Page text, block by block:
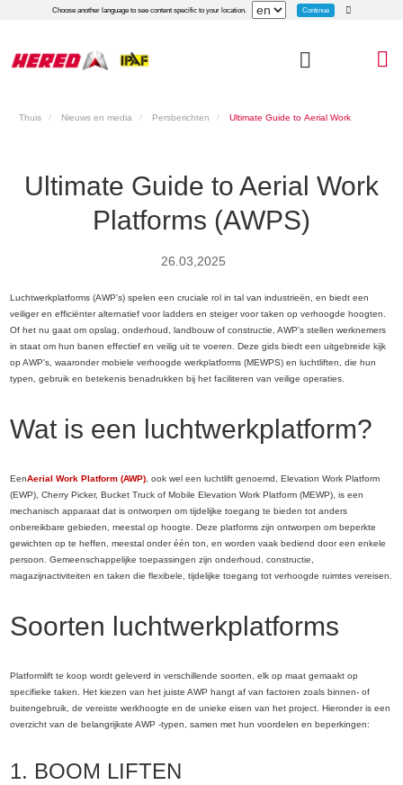
Choose another language to see content specific to your location. Continue
Thuis Nieuws en media Persberichten
Ultimate Guide to Aerial Work
Platforms (AWPS)
26.03,2025
Luchtwerkplatforms (AWP's) spelen een cruciale rol in tal van industrieën, en biedt een
veiliger en efficiënter alternatief voor ladders en steiger voor taken op verhoogde hoogten.
Of het nu gaat om opslag, onderhoud, landbouw of constructie, AWP's stellen werknemers
in staat om hun banen effectief en veilig uit te voeren. Deze gids biedt een uitgebreide kijk
op AWP's, waaronder mobiele verhoogde werkplatforms (MEWPS) en luchtliften, die hun
typen, gebruik en betekenis benadrukken bij het faciliteren van veilige operaties.
Wat is een luchtwerkplatform?
EenAerial Work Platform (AWP) , ook wel een luchtlift genoemd, Elevation Work Platform
(EWP), Cherry Picker, Bucket Truck of Mobile Elevation Work Platform (MEWP), is een
mechanisch apparaat dat is ontworpen om tijdelijke toegang te bieden tot anders
onbereikbare gebieden, meestal op hoogte. Deze platforms zijn ontworpen om beperkte
gewichten op te heffen, meestal onder één ton, en worden vaak bediend door een enkele
persoon. Gemeenschappelijke toepassingen zijn onderhoud, constructie,
magazijnactiviteiten en taken die flexibele, tijdelijke toegang tot verhoogde ruimtes vereisen.
Soorten luchtwerkplatforms
Platformlift te koop wordt geleverd in verschillende soorten, elk op maat gemaakt op
specifieke taken. Het kiezen van het juiste AWP hangt af van factoren zoals binnen- of
buitengebruik, de vereiste werkhoogte en de unieke eisen van het project. Hieronder is een
overzicht van de belangrijkste AWP -typen, samen met hun voordelen en beperkingen:
1. BOOM LIFTEN